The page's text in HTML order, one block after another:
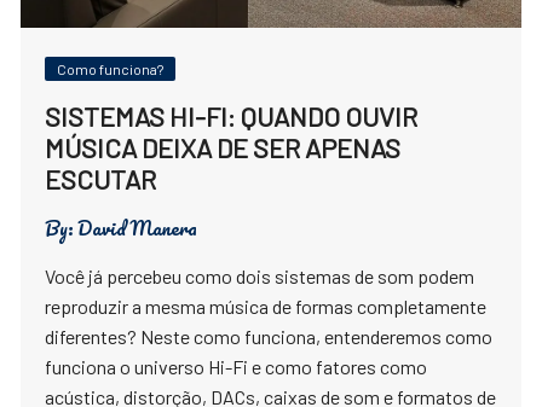
Como funciona?
SISTEMAS HI-FI: QUANDO OUVIR
MÚSICA DEIXA DE SER APENAS
ESCUTAR
By:David Manera
Você já percebeu como dois sistemas de som podem
reproduzir a mesma música de formas completamente
diferentes? Neste como funciona, entenderemos como
funciona o universo Hi-Fi e como fatores como
acústica, distorção, DACs, caixas de som e formatos de